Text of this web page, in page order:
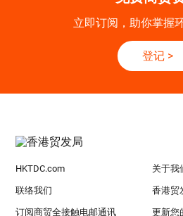
立即订阅，助你掌握
登记 >
HKTDC.com 关于我
联络我们 香港贸
订阅商贸全接触电邮通讯 更新您